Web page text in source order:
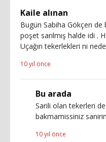
Kaile alınan
Bugün Sabiha Gökçen de
poşet sarılmış halde idi .
Uçağın tekerlekleri ni
10 yıl önce
Bu arada
Sarili olan tekerleri
bakmamissiniz
10 yıl önce